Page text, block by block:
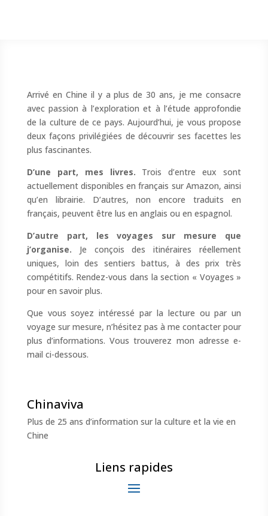
Arrivé en Chine il y a plus de 30 ans, je me consacre
avec passion à l’exploration et à l’étude approfondie
de la culture de ce pays. Aujourd’hui, je vous propose
deux façons privilégiées de découvrir ses facettes les
plus fascinantes.
D’une part, mes livres. Trois d’entre eux sont
actuellement disponibles en français sur Amazon, ainsi
qu’en librairie. D’autres, non encore traduits en
français, peuvent être lus en anglais ou en espagnol.
D’autre part, les voyages sur mesure que
j’organise. Je conçois des itinéraires réellement
uniques, loin des sentiers battus, à des prix très
compétitifs. Rendez-vous dans la section « Voyages »
pour en savoir plus.
Que vous soyez intéressé par la lecture ou par un
voyage sur mesure, n’hésitez pas à me contacter pour
plus d’informations. Vous trouverez mon adresse e-
mail ci-dessous.
Chinaviva
Plus de 25 ans d’information sur la culture et la vie en
Chine
Liens rapides